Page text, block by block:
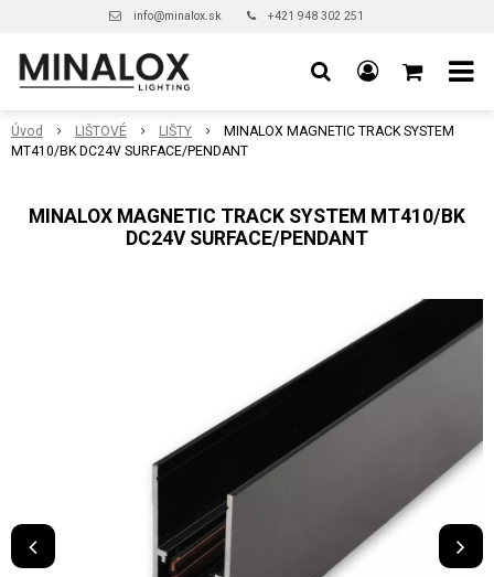
info@minalox.sk +421 948 302 251
Úvod LIŠTOVÉ LIŠTY
MINALOX MAGNETIC TRACK SYSTEM
MT410/BK DC24V SURFACE/PENDANT
MINALOX MAGNETIC TRACK SYSTEM MT410/BK
DC24V SURFACE/PENDANT